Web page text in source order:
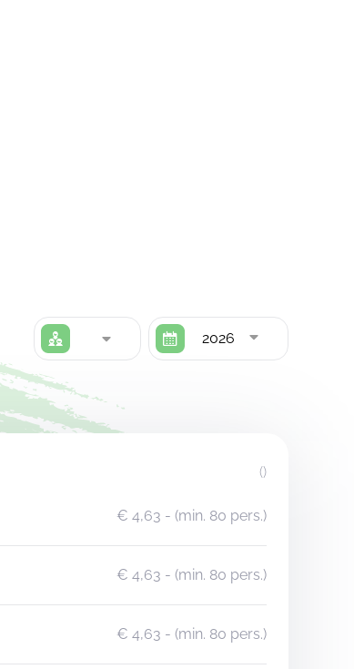
2026
()
€ 4,63 - (min. 80 pers.)
€ 4,63 - (min. 80 pers.)
€ 4,63 - (min. 80 pers.)